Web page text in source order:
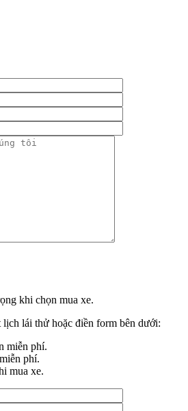
khi chọn mua xe.
lịch lái thử hoặc điền form bên dưới:
miễn phí.
phí.
mua xe.